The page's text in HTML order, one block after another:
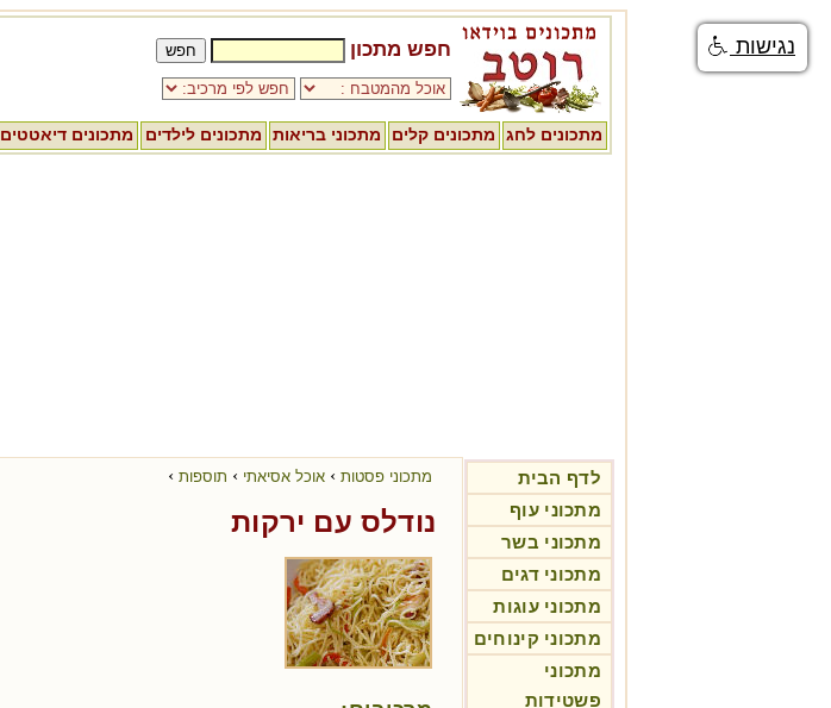
חפש מתכון
מתכונים לחג מתכונים קלים מתכוני בריאות מתכונים לילדים מתכונים דיאטטים
לדף הבית
מתכוני עוף
מתכוני בשר
מתכוני דגים
מתכוני עוגות
מתכוני קינוחים
מתכוני
פשטידות
מתכוני פסטות › אוכל אסיאתי › תוספות ›
נודלס עם ירקות
נגישות